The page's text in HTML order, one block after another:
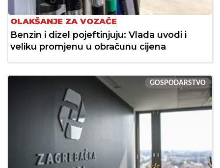
OLAKŠANJE ZA VOZAČE
Benzin i dizel pojeftinjuju: Vlada uvodi i
veliku promjenu u obračunu cijena
GOSPODARSTVO